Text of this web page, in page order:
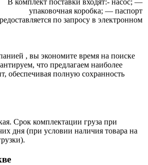
В комплект поставки входят:- насос; —
упаковочная коробка; — паспорт
по запросу в электронном
, вы экономите время на поиске
что предлагаем наиболее
обеспечивая полную сохранность
Срок комплектации груза при
дня (при условии наличия товара на